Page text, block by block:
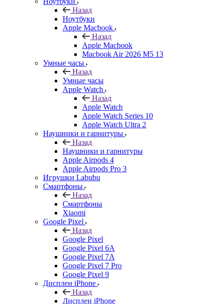
Назад
Ноутбуки
Apple Macbook
Назад
Apple Macbook
Macbook Air 2026 M5 13
Умные часы
Назад
Умные часы
Apple Watch
Назад
Apple Watch
Apple Watch Series 10
Apple Watch Ultra 2
Наушники и гарнитуры
Назад
Наушники и гарнитуры
Apple Airpods 4
Apple Airpods Pro 3
Игрушки Labubu
Смартфоны
Назад
Смартфоны
Xiaomi
Google Pixel
Назад
Google Pixel
Google Pixel 6A
Google Pixel 7А
Google Pixel 7 Pro
Google Pixel 9
Дисплеи iPhone
Назад
Дисплеи iPhone